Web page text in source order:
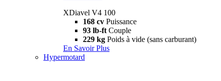
XDiavel V4 100
168 cv Puissance
93 lb-ft Couple
229 kg Poids à vide (sans carburant)
En Savoir Plus
Hypermotard